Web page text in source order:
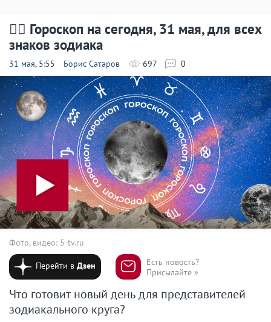
🧙‍♀ Гороскоп на сегодня, 31 мая, для всех
знаков зодиака
31 мая, 5:55 Борис Сатаров 697 0
Фото, видео: 5-tv.ru
Перейти вДзен
Есть новость?
Присылайте »
Что готовит новый день для представителей
зодиакального круга?